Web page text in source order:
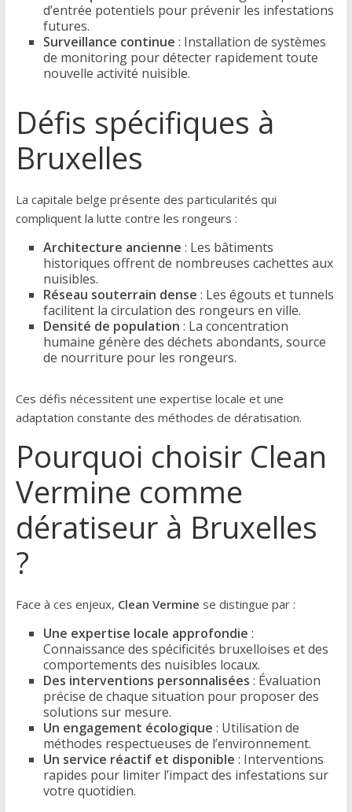
d’entrée potentiels pour prévenir les infestations
futures.
Surveillance continue : Installation de systèmes
de monitoring pour détecter rapidement toute
nouvelle activité nuisible.
Défis spécifiques à
Bruxelles
La capitale belge présente des particularités qui
compliquent la lutte contre les rongeurs :
Architecture ancienne : Les bâtiments
historiques offrent de nombreuses cachettes aux
nuisibles.
Réseau souterrain dense : Les égouts et tunnels
facilitent la circulation des rongeurs en ville.
Densité de population : La concentration
humaine génère des déchets abondants, source
de nourriture pour les rongeurs.
Ces défis nécessitent une expertise locale et une
adaptation constante des méthodes de dératisation.
Pourquoi choisir Clean
Vermine comme
dératiseur à Bruxelles
?
Face à ces enjeux, Clean Vermine se distingue par :
Une expertise locale approfondie :
Connaissance des spécificités bruxelloises et des
comportements des nuisibles locaux.
Des interventions personnalisées : Évaluation
précise de chaque situation pour proposer des
solutions sur mesure.
Un engagement écologique : Utilisation de
méthodes respectueuses de l’environnement.
Un service réactif et disponible : Interventions
rapides pour limiter l’impact des infestations sur
votre quotidien.